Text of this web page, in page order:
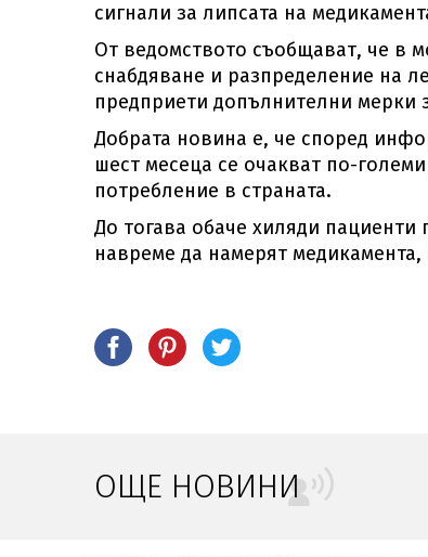
сигнали за липсата на
От ведомството съобщават, че в
снабдяване и разпределение на
предприети допълнителни мерки
Добрата новина е, че според
шест месеца се очакват по-
потребление в страната.
До тогава обаче хиляди
навреме да намерят
ОЩЕ НОВИНИ